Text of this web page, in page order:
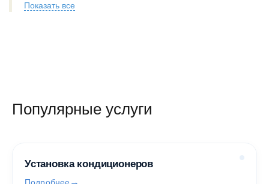
Показать все
Популярные услуги
Установка кондиционеров